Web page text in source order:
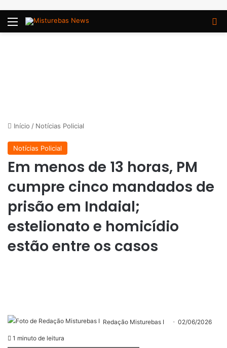
Menu
Início / Notícias Policial
Notícias Policial
Em menos de 13 horas, PM
cumpre cinco mandados de
prisão em Indaial;
estelionato e homicídio
estão entre os casos
Redação Misturebas I 02/06/2026
1 minuto de leitura